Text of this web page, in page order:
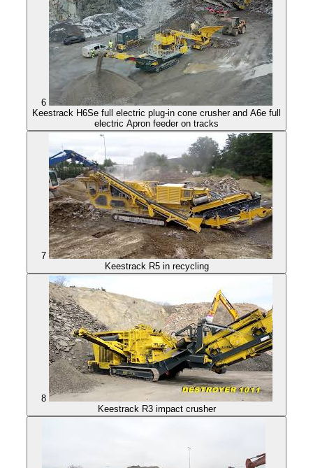
6
Keestrack H6Se full electric plug-in cone crusher and A6e full
electric Apron feeder on tracks
7
Keestrack R5 in recycling
8
Keestrack R3 impact crusher